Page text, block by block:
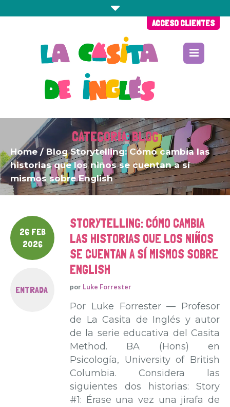
ACCESO CLIENTES
CATEGORÍA:BLOG
Home / Blog Storytelling: Cómo cambia las
historias que los niños se cuentan a sí
mismos sobre English
26 FEB
2026
ENTRADA
STORYTELLING: CÓMO CAMBIA
LAS HISTORIAS QUE LOS NIÑOS
SE CUENTAN A SÍ MISMOS SOBRE
ENGLISH
por Luke Forrester
Por Luke Forrester — Profesor
de La Casita de Inglés y autor
de la serie educativa del Casita
Method. BA (Hons) en
Psicología, University of British
Columbia. Considera las
siguientes dos historias: Story
#1: Érase una vez una jirafa de